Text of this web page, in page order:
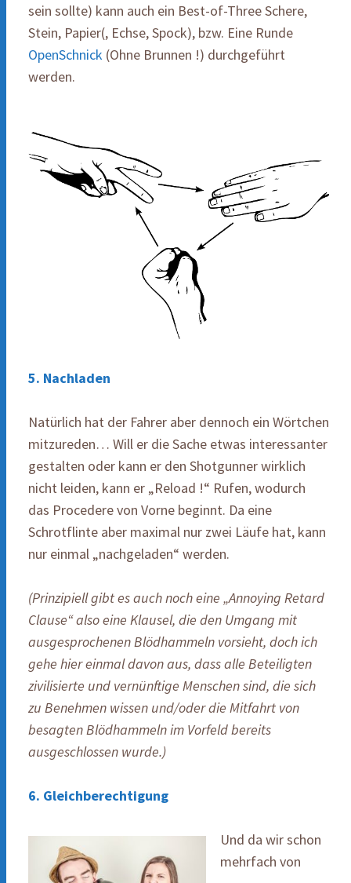
sein sollte) kann auch ein Best-of-Three Schere,
Stein, Papier(, Echse, Spock), bzw. Eine Runde
OpenSchnick (Ohne Brunnen !) durchgeführt
werden.
5. Nachladen
Natürlich hat der Fahrer aber dennoch ein Wörtchen
mitzureden… Will er die Sache etwas interessanter
gestalten oder kann er den Shotgunner wirklich
nicht leiden, kann er „Reload !“ Rufen, wodurch
das Procedere von Vorne beginnt. Da eine
Schrotflinte aber maximal nur zwei Läufe hat, kann
nur einmal „nachgeladen“ werden.
(Prinzipiell gibt es auch noch eine „Annoying Retard
Clause“ also eine Klausel, die den Umgang mit
ausgesprochenen Blödhammeln vorsieht, doch ich
gehe hier einmal davon aus, dass alle Beteiligten
zivilisierte und vernünftige Menschen sind, die sich
zu Benehmen wissen und/oder die Mitfahrt von
besagten Blödhammeln im Vorfeld bereits
ausgeschlossen wurde.)
6. Gleichberechtigung
Und da wir schon
mehrfach von